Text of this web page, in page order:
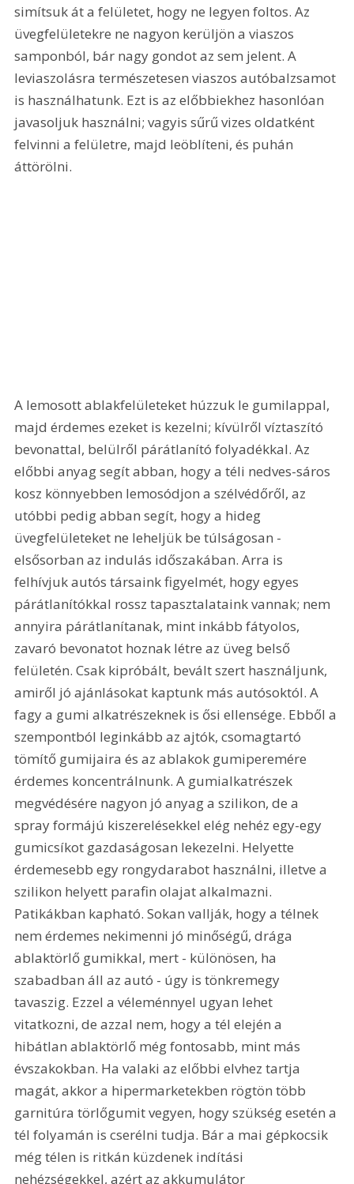
simítsuk át a felületet, hogy ne legyen foltos. Az
üvegfelületekre ne nagyon kerüljön a viaszos
samponból, bár nagy gondot az sem jelent. A
leviaszolásra természetesen viaszos autóbalzsamot
is használhatunk. Ezt is az előbbiekhez hasonlóan
javasoljuk használni; vagyis sűrű vizes oldatként
felvinni a felületre, majd leöblíteni, és puhán
áttörölni.
A lemosott ablakfelületeket húzzuk le gumilappal,
majd érdemes ezeket is kezelni; kívülről víztaszító
bevonattal, belülről párátlanító folyadékkal. Az
előbbi anyag segít abban, hogy a téli nedves-sáros
kosz könnyebben lemosódjon a szélvédőről, az
utóbbi pedig abban segít, hogy a hideg
üvegfelületeket ne leheljük be túlságosan -
elsősorban az indulás időszakában. Arra is
felhívjuk autós társaink figyelmét, hogy egyes
párátlanítókkal rossz tapasztalataink vannak; nem
annyira párátlanítanak, mint inkább fátyolos,
zavaró bevonatot hoznak létre az üveg belső
felületén. Csak kipróbált, bevált szert használjunk,
amiről jó ajánlásokat kaptunk más autósoktól. A
fagy a gumi alkatrészeknek is ősi ellensége. Ebből a
szempontból leginkább az ajtók, csomagtartó
tömítő gumijaira és az ablakok gumiperemére
érdemes koncentrálnunk. A gumialkatrészek
megvédésére nagyon jó anyag a szilikon, de a
spray formájú kiszerelésekkel elég nehéz egy-egy
gumicsíkot gazdaságosan lekezelni. Helyette
érdemesebb egy rongydarabot használni, illetve a
szilikon helyett parafin olajat alkalmazni.
Patikákban kapható. Sokan vallják, hogy a télnek
nem érdemes nekimenni jó minőségű, drága
ablaktörlő gumikkal, mert - különösen, ha
szabadban áll az autó - úgy is tönkremegy
tavaszig. Ezzel a véleménnyel ugyan lehet
vitatkozni, de azzal nem, hogy a tél elején a
hibátlan ablaktörlő még fontosabb, mint más
évszakokban. Ha valaki az előbbi elvhez tartja
magát, akkor a hipermarketekben rögtön több
garnitúra törlőgumit vegyen, hogy szükség esetén a
tél folyamán is cserélni tudja. Bár a mai gépkocsik
még télen is ritkán küzdenek indítási
nehézségekkel, azért az akkumulátor